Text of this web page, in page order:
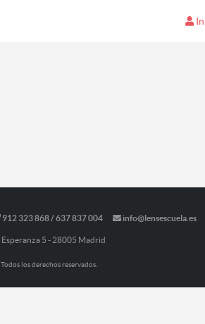
912 323 868 / 637 837 004 info@lensescuela.es
Esperanza 5 - 28005 Madrid
los derechos reservados.